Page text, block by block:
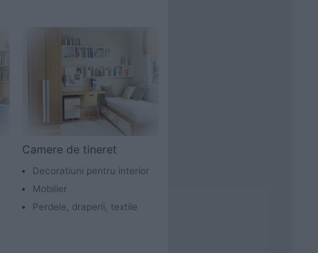
Camere de tineret
Decoratiuni pentru interior
Mobilier
Perdele, draperii, textile